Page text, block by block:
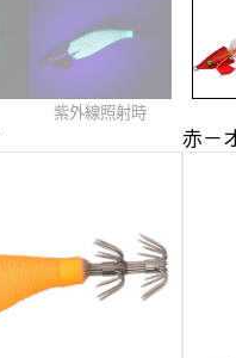
紫外線照射時
赤－